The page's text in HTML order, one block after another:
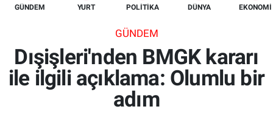
GÜNDEM YURT POLİTİKA DÜNYA EKONOMİ
GÜNDEM
Dışişleri'nden BMGK kararı
ile ilgili açıklama: Olumlu bir
adım